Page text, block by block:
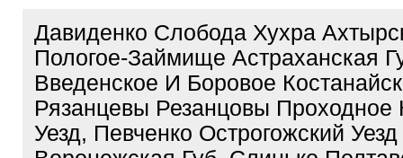
Давиденко Слобода Хухра
Пологое-Займище Астраханская
Введенское И Боровое
Рязанцевы Резанцовы Проходное
Уезд, Певченко Острогожский Уезд